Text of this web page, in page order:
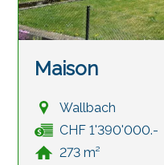
Maison
Wallbach
CHF 1'390'000.-
273 m²